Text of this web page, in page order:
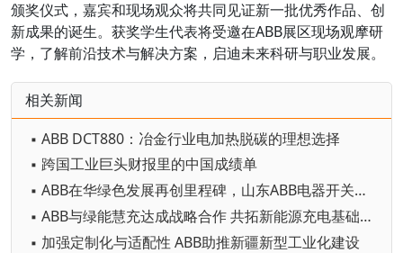
颁奖仪式，嘉宾和现场观众将共同见证新一批优秀作品、创
新成果的诞生。获奖学生代表将受邀在ABB展区现场观摩研
学，了解前沿技术与解决方案，启迪未来科研与职业发展。
相关新闻
▪ ABB DCT880：冶金行业电加热脱碳的理想选择
▪ 跨国工业巨头财报里的中国成绩单
▪ ABB在华绿色发展再创里程碑，山东ABB电器开关有限公司获UL 2799 “铂金级” 认证
▪ ABB与绿能慧充达成战略合作 共拓新能源充电基础设施新机遇
▪ 加强定制化与适配性 ABB助推新疆新型工业化建设